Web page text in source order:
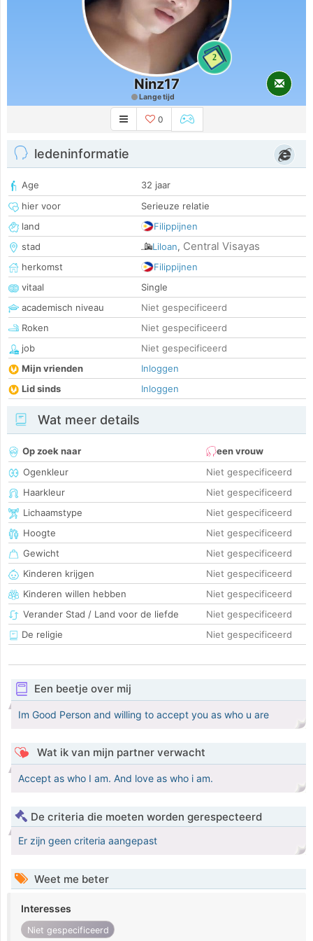
2
Ninz17
Lange tijd
0
ledeninformatie
Age
32 jaar
hier voor
Serieuze relatie
land
Filippijnen
stad
Liloan, Central Visayas
herkomst
Filippijnen
vitaal
Single
academisch niveau
Niet gespecificeerd
Roken
Niet gespecificeerd
job
Niet gespecificeerd
Mijn vrienden
Inloggen
Lid sinds
Inloggen
Wat meer details
Op zoek naar
een vrouw
Ogenkleur
Niet gespecificeerd
Haarkleur
Niet gespecificeerd
Lichaamstype
Niet gespecificeerd
Hoogte
Niet gespecificeerd
Gewicht
Niet gespecificeerd
Kinderen krijgen
Niet gespecificeerd
Kinderen willen hebben
Niet gespecificeerd
Verander Stad / Land voor de liefde
Niet gespecificeerd
De religie
Niet gespecificeerd
Een beetje over mij
Im Good Person and willing to accept you as who u are
Wat ik van mijn partner verwacht
Accept as who I am. And love as who i am.
De criteria die moeten worden gerespecteerd
Er zijn geen criteria aangepast
Weet me beter
Interesses
Niet gespecificeerd